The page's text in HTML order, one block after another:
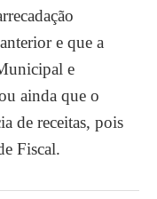
e que a
e
ainda que o
de receitas, pois
Fiscal.